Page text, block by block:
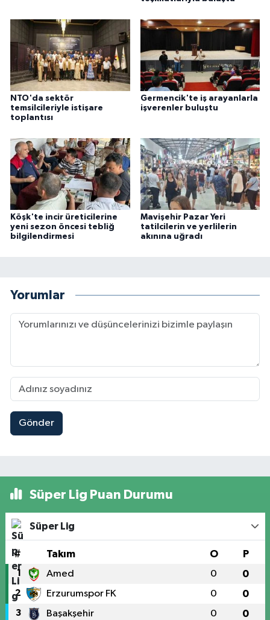
NTO'da sektör
temsilcileriyle istişare
toplantısı
Germencik'te iş arayanlarla
işverenler buluştu
Köşk'te incir üreticilerine
yeni sezon öncesi tebliğ
bilgilendirmesi
Mavişehir Pazar Yeri
tatilcilerin ve yerlilerin
akınına uğradı
Yorumlar
Gönder
Süper Lig Puan Durumu
Süper Lig
# Takım O P
1 Amed 0 0
2 Erzurumspor FK 0 0
3 Başakşehir 0 0